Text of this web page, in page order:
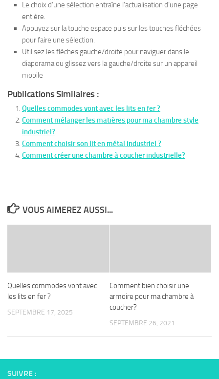
Le choix d’une sélection entraîne l’actualisation d’une page
entière.
Appuyez sur la touche espace puis sur les touches fléchées
pour faire une sélection.
Utilisez les flèches gauche/droite pour naviguer dans le
diaporama ou glissez vers la gauche/droite sur un appareil
mobile
Publications Similaires :
Quelles commodes vont avec les lits en fer ?
Comment mélanger les matières pour ma chambre style
industriel?
Comment choisir son lit en métal industriel ?
Comment créer une chambre à coucher industrielle?
VOUS AIMEREZ AUSSI...
Quelles commodes vont avec
les lits en fer ?
SEPTEMBRE 17, 2025
Comment bien choisir une
armoire pour ma chambre à
coucher?
SEPTEMBRE 26, 2021
SUIVRE :